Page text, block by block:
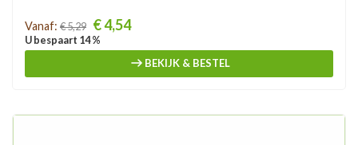
Prijs
Vanaf: € 5,29 € 4,54
U bespaart 14 %
BEKIJK & BESTEL